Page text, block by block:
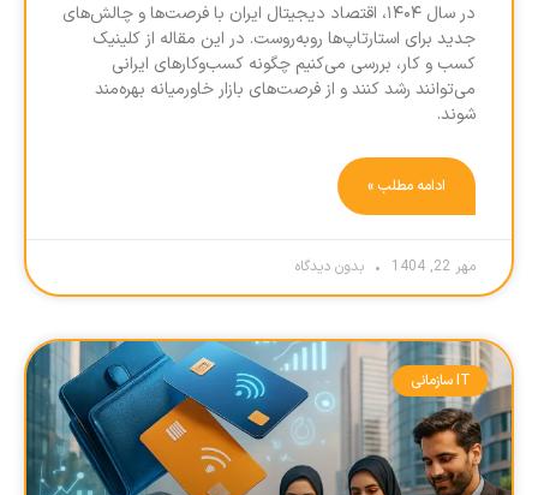
در سال ۱۴۰۴، اقتصاد دیجیتال ایران با فرصت‌ها و چالش‌های
جدید برای استارتاپ‌ها روبه‌روست. در این مقاله از کلینیک
کسب و کار، بررسی می‌کنیم چگونه کسب‌وکارهای ایرانی
می‌توانند رشد کنند و از فرصت‌های بازار خاورمیانه بهره‌مند
شوند.
ادامه مطلب »
مهر 22, 1404 بدون دیدگاه
IT سازمانی